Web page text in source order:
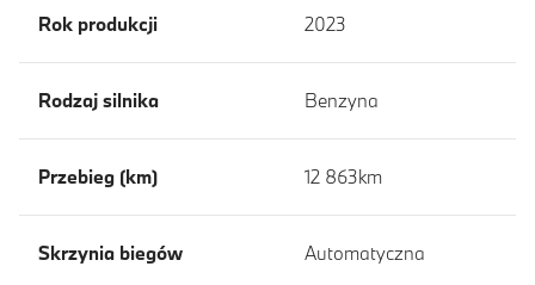
Rok produkcji 2023
Rodzaj silnika Benzyna
Przebieg (km) 12 863km
Skrzynia biegów Automatyczna